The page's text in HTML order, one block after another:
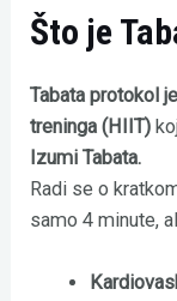
Što je
Tabata protokol
treninga (HIIT)
Izumi Tabata.
Radi se o
samo 4 minute,